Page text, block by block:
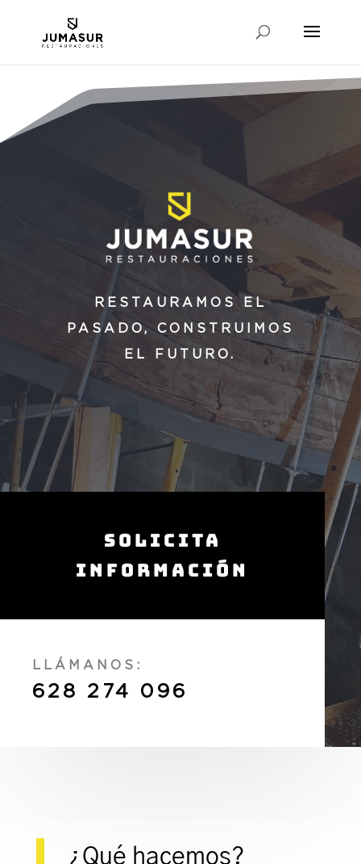
RESTAURAMOS EL
PASADO, CONSTRUIMOS
EL FUTURO.
Solicita
Información
LLÁMANOS:
628 274 096
¿Qué hacemos?